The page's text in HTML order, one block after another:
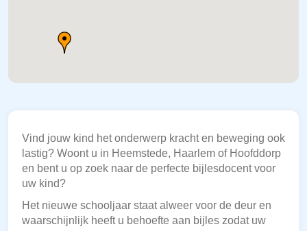
Vind jouw kind het onderwerp kracht en beweging ook
lastig? Woont u in Heemstede, Haarlem of Hoofddorp
en bent u op zoek naar de perfecte bijlesdocent voor
uw kind?
Het nieuwe schooljaar staat alweer voor de deur en
waarschijnlijk heeft u behoefte aan bijles zodat uw